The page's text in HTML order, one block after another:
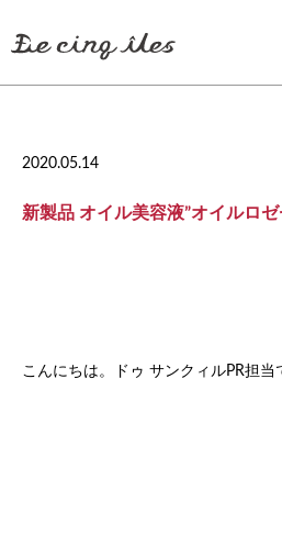
2020.05.14
新製品 オイル美容液”オイルロゼ
こんにちは。ドゥ サンクィルPR担当